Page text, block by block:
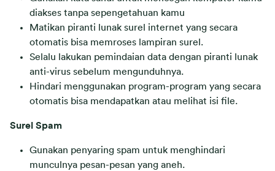
diakses tanpa sepengetahuan kamu
Matikan piranti lunak surel internet yang secara
otomatis bisa memroses lampiran surel.
Selalu lakukan pemindaian data dengan piranti lunak
anti-virus sebelum mengunduhnya.
Hindari menggunakan program-program yang secara
otomatis bisa mendapatkan atau melihat isi file.
Surel Spam
Gunakan penyaring spam untuk menghindari
munculnya pesan-pesan yang aneh.